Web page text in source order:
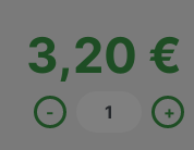
3,20 €
- +